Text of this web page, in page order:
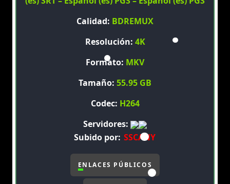
Calidad: BDREMUX
Resolución: 4K
Formato: MKV
Tamaño: 55.95 GB
Codec: H264
Servidores:
Subido por: SSCANY
ENLACES PÚBLICOS